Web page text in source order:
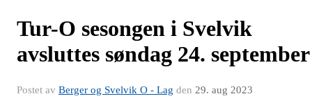
Tur-O sesongen i Svelvik
avsluttes søndag 24. september
Postet av Berger og Svelvik O - Lag den 29. aug 2023